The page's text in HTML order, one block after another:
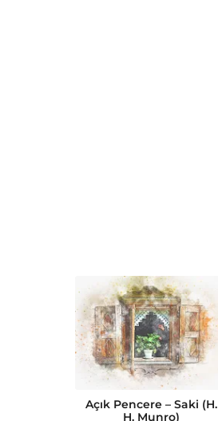
Açık Pencere – Saki (H.
H. Munro)